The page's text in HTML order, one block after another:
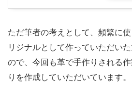
ただ筆者の考えとして、頻繁に
リジナルとして作っていただい
ので、今回も革で手作りされる
りを作成していただいています。